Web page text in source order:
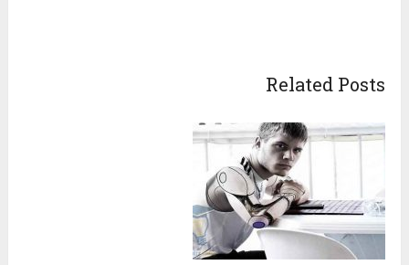
Related Posts